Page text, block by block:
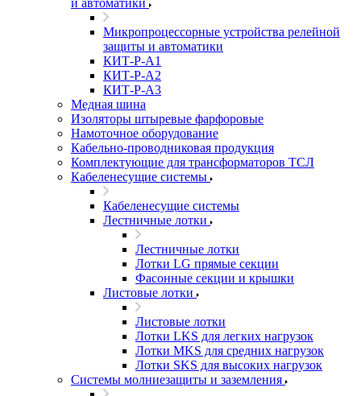
и автоматики
Микропроцессорные устройства релейной
защиты и автоматики
КИТ-Р-А1
КИТ-Р-А2
КИТ-Р-А3
Медная шина
Изоляторы штыревые фарфоровые
Намоточное оборудование
Кабельно-проводниковая продукция
Комплектующие для трансформаторов ТСЛ
Кабеленесущие системы
Кабеленесущие системы
Лестничные лотки
Лестничные лотки
Лотки LG прямые секции
Фасонные секции и крышки
Листовые лотки
Листовые лотки
Лотки LKS для легких нагрузок
Лотки MKS для средних нагрузок
Лотки SKS для высоких нагрузок
Системы молниезащиты и заземления